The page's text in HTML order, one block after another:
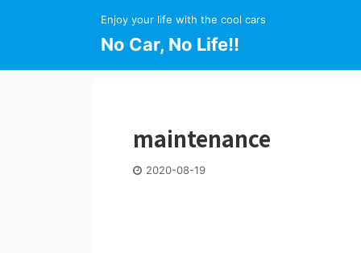
Enjoy your life with the cool cars
No Car, No Life!!
maintenance
2020-08-19